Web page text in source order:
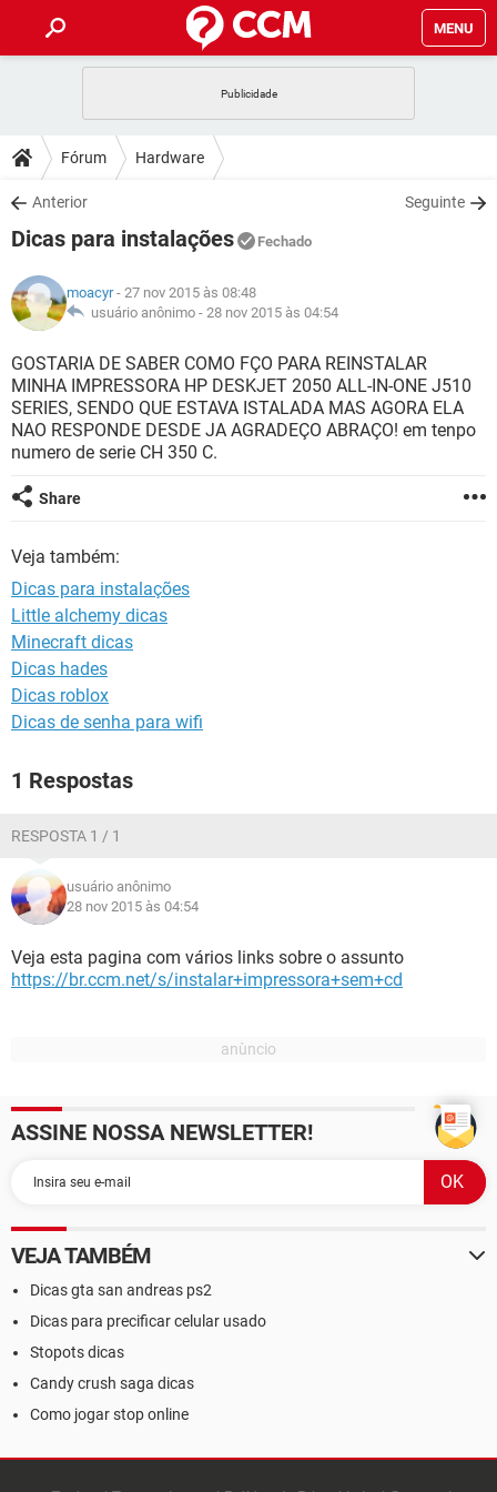
MENU
CELULAR
OUTLOOK
INSTAGRAM GMAIL
GUIA DE COMPRAS
DICAS
JOGOS
INSTAGRAM
GUIA DE COMPRAS
DOWNLOADS
JOGOS WHATSAPP
CELULAR
OUTLOOK EXCEL
INSTAGRAM GMAIL
GUIA DE COMPRAS
JOGOS
CELULAR
OUTLOOK EXCEL
INSTAGRAM GMAIL
GUIA DE COMPRAS
GLOSSÁRIO
JOGOS WHATSAPP
CELULAR FACEBOOK
OUTLOOK EXCEL
GUIA DE COMPRAS
Fórum Hardware
Anterior Seguinte
Dicas para instalações Fechado
moacyr- 27 nov 2015 às 08:48
usuário anônimo - 28 nov 2015 às 04:54
GOSTARIA DE SABER COMO FÇO PARA REINSTALAR
MINHA IMPRESSORA HP DESKJET 2050 ALL-IN-ONE J510
SERIES, SENDO QUE ESTAVA ISTALADA MAS AGORA ELA
NAO RESPONDE DESDE JA AGRADEÇO ABRAÇO! em tenpo
numero de serie CH 350 C.
Share
Veja também:
Dicas para instalações
Little alchemy dicas
Minecraft dicas
Dicas hades
Dicas roblox
Dicas de senha para wifi
1 Respostas
RESPOSTA 1 / 1
usuário anônimo
28 nov 2015 às 04:54
Veja esta pagina com vários links sobre o assunto
https://br.ccm.net/s/instalar+impressora+sem+cd
ASSINE NOSSA NEWSLETTER!
VEJA TAMBÉM
Dicas gta san andreas ps2
Dicas para precificar celular usado
Stopots dicas
Candy crush saga dicas
Como jogar stop online